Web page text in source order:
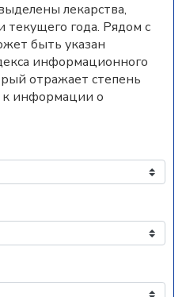
лекарства,
текущего года. Рядом с
быть указан
информационного
отражает степень
к информации о